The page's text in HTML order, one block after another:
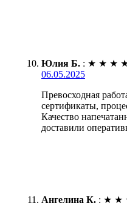
Юлия Б. : ★ ★ ★
06.05.2025
Превосходная
сертификаты,
Качество
доставили
Ангелина К. : ★ ★